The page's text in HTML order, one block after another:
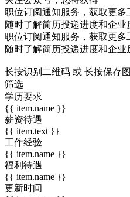
职位订阅通知服务，获取更多
随时了解简历投递进度和企
职位订阅通知服务，获取更多
随时了解简历投递进度和企
长按识别二维码 或 长按保存
筛选
学历要求
{{ item.name }}
薪资待遇
{{ item.text }}
工作经验
{{ item.name }}
福利待遇
{{ item.name }}
更新时间